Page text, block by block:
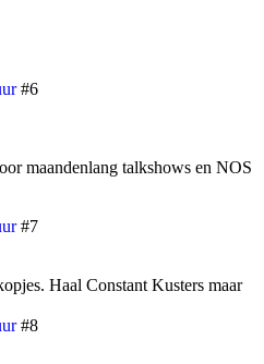
#6
maandenlang talkshows en NOS
#7
Haal Constant Kusters maar
#8